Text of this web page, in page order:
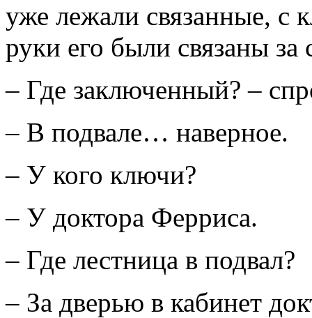
уже лежали связанные, с
руки его были связаны за
– Где заключенный? –
– В подвале… наверное.
– У кого ключи?
– У доктора Ферриса.
– Где лестница в подвал?
– За дверью в кабинет